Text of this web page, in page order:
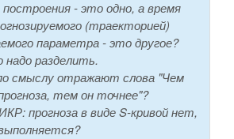
- это одно, а время
(траекторией)
параметра - это другое?
разделить.
смыслу отражают слова "Чем
тем он точнее"?
прогноза в виде S-кривой нет,